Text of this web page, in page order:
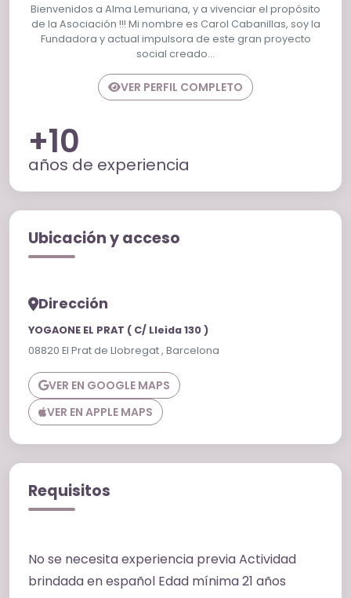
Bienvenidos a Alma Lemuriana, y a vivenciar el propósito
de la Asociación !!! Mi nombre es Carol Cabanillas, soy la
Fundadora y actual impulsora de este gran proyecto
social creado…
VER PERFIL COMPLETO
+10
años de experiencia
Ubicación y acceso
Dirección
YOGAONE EL PRAT ( C/ Lleida 130 )
08820 El Prat de Llobregat , Barcelona
VER EN GOOGLE MAPS
VER EN APPLE MAPS
Requisitos
No se necesita experiencia previa Actividad
brindada en español Edad mínima 21 años